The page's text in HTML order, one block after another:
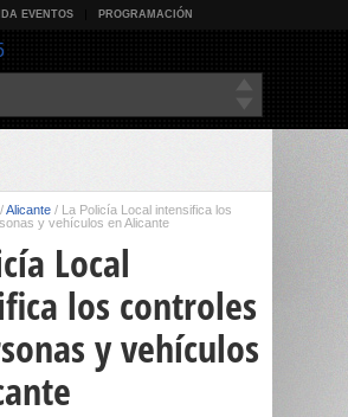
EVENTOS PROGRAMACIÓN
/Alicante / La Policía Local intensifica los
y vehículos en Alicante
Local
los controles
y vehículos